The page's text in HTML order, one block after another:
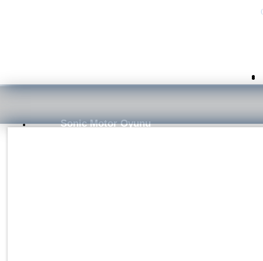
Sonic Motor Oyunu